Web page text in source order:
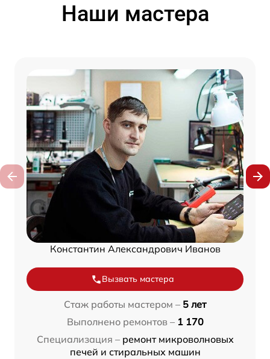
Наши мастера
Константин Александрович Иванов
Вызвать мастера
Стаж работы мастером – 5 лет
Выполнено ремонтов – 1 170
Специализация – ремонт микроволновых
печей и стиральных машин